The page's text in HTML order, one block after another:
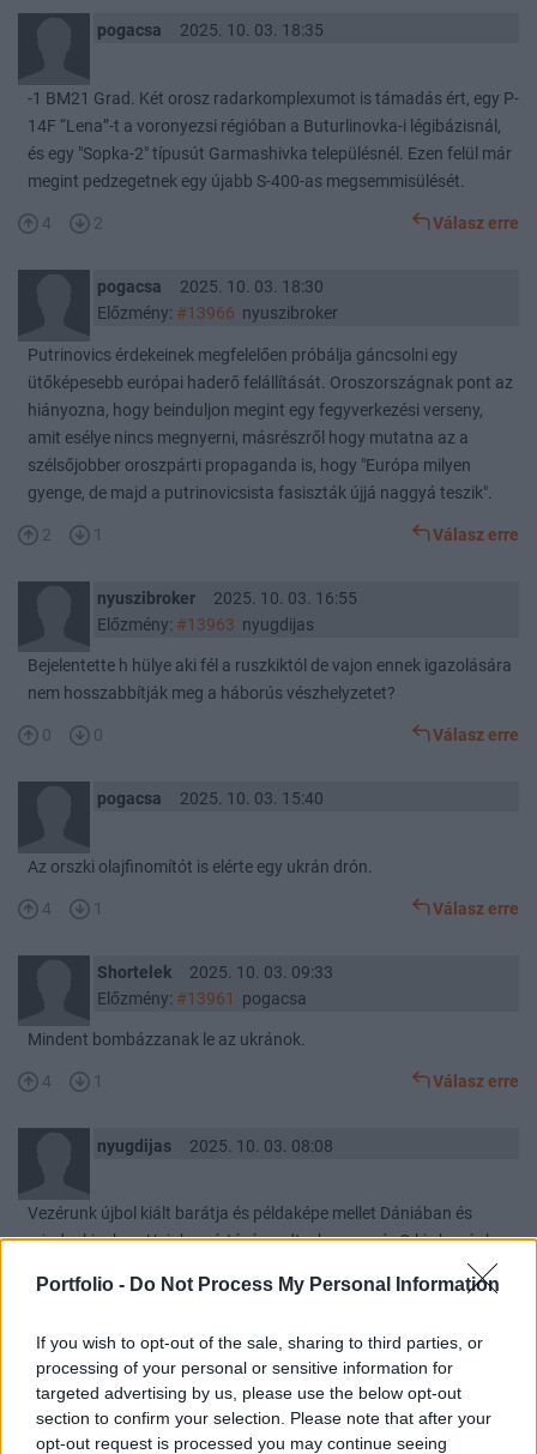
Portfolio - Do Not Process My Personal Information
If you wish to opt-out of the sale, sharing to third parties, or
processing of your personal or sensitive information for
targeted advertising by us, please use the below opt-out
section to confirm your selection. Please note that after your
opt-out request is processed you may continue seeing
pogacsa 2025. 10. 03. 18:35
-1 BM21 Grad. Két orosz radarkomplexumot is támadás ért, egy P-
14F “Lena”-t a voronyezsi régióban a Buturlinovka-i légibázisnál,
és egy "Sopka-2" típusút Garmashivka településnél. Ezen felül már
megint pedzegetnek egy újabb S-400-as megsemmisülését.
4 2 Válasz erre
pogacsa
2025. 10. 03. 18:30
Előzmény: #13966 nyuszibroker
Putrinovics érdekeinek megfelelően próbálja gáncsolni egy
ütőképesebb európai haderő felállítását. Oroszországnak pont az
hiányozna, hogy beinduljon megint egy fegyverkezési verseny,
amit esélye nincs megnyerni, másrészről hogy mutatna az a
szélsőjobber oroszpárti propaganda is, hogy "Európa milyen
gyenge, de majd a putrinovicsista fasiszták újjá naggyá teszik".
2 1 Válasz erre
nyuszibroker
2025. 10. 03. 16:55
Előzmény: #13963 nyugdijas
Bejelentette h hülye aki fél a ruszkiktól de vajon ennek igazolására
nem hosszabbítják meg a háborús vészhelyzetet?
0 0 Válasz erre
pogacsa 2025. 10. 03. 15:40
Az orszki olajfinomítót is elérte egy ukrán drón.
4 1 Válasz erre
Shortelek
2025. 10. 03. 09:33
Előzmény: #13961 pogacsa
Mindent bombázzanak le az ukránok.
4 1 Válasz erre
nyugdijas 2025. 10. 03. 08:08
Vezérunk újbol kiált barátja és példaképe mellet Dániában és
mindenkinek az Unioban értésére adta, hogy amíg O kis hazánk
Oroszországnak.
1 1 Válasz erre
Törölt felhasználó 2025. 10. 03. 07:31